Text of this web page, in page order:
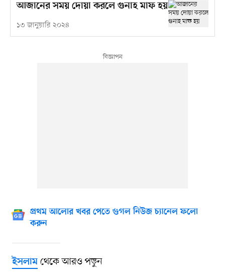
আজানের সময় দোয়া করলে গুনাহ মাফ হয়
১৩ জানুয়ারি ২০২৪
প্রথম আলোর খবর পেতে গুগল নিউজ চ্যানেল ফলো
করুন
ইসলামথেকে আরও পড়ুন